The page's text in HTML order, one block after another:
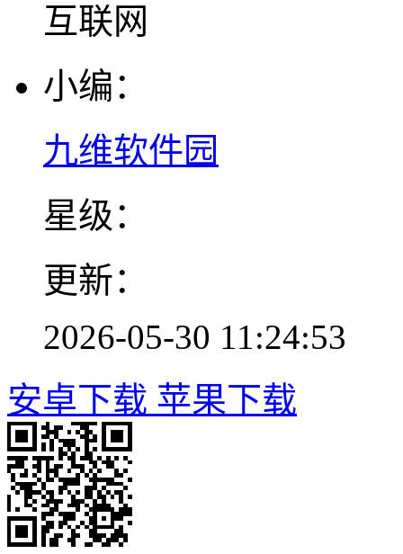
互联网
小编：
九维软件园
星级：
更新：
2026-05-30 11:24:53
安卓下载 苹果下载